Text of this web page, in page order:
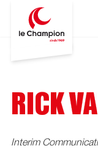
RICK
Interim